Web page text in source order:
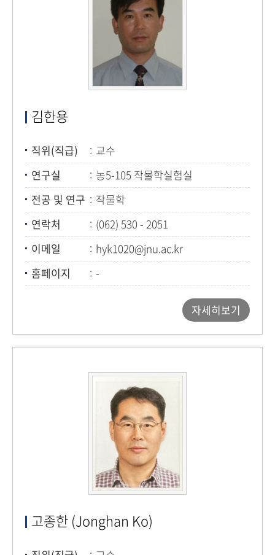
김한용
직위(직급)
교수
연구실
농5-105 작물학실험실
전공 및 연구
작물학
연락처
(062) 530 - 2051
이메일
hyk1020@jnu.ac.kr
홈페이지
-
자세히보기
고종한 (Jonghan Ko)